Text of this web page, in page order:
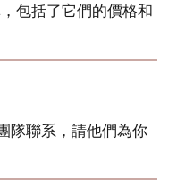
包括了它們的價格和
隊聯系，請他們為你